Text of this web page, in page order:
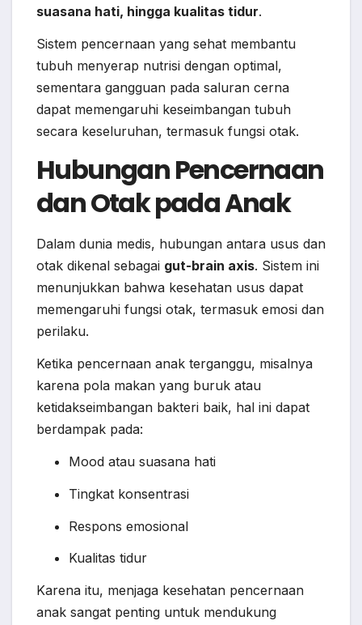
suasana hati, hingga kualitas tidur.
Sistem pencernaan yang sehat membantu
tubuh menyerap nutrisi dengan optimal,
sementara gangguan pada saluran cerna
dapat memengaruhi keseimbangan tubuh
secara keseluruhan, termasuk fungsi otak.
Hubungan Pencernaan
dan Otak pada Anak
Dalam dunia medis, hubungan antara usus dan
otak dikenal sebagai gut-brain axis. Sistem ini
menunjukkan bahwa kesehatan usus dapat
memengaruhi fungsi otak, termasuk emosi dan
perilaku.
Ketika pencernaan anak terganggu, misalnya
karena pola makan yang buruk atau
ketidakseimbangan bakteri baik, hal ini dapat
berdampak pada:
Mood atau suasana hati
Tingkat konsentrasi
Respons emosional
Kualitas tidur
Karena itu, menjaga kesehatan pencernaan
anak sangat penting untuk mendukung